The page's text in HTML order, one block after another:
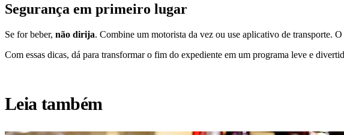
Segurança em primeiro lugar
Se for beber, não dirija. Combine um motorista da vez ou use aplicativo de transporte.
Com essas dicas, dá para transformar o fim do expediente em um programa leve e
Leia também